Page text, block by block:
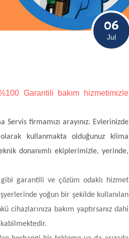
06
Jul
Garantili bakım hizmetimizle
Servis firmamızı arayınız. Evlerinizde
kullanmakta olduğunuz klima
donanımlı ekiplerimizle, yerinde,
garantili ve çözüm odaklı hizmet
yoğun bir şekilde kullanılan
cihazlarınıza bakım yaptırsanız dahi